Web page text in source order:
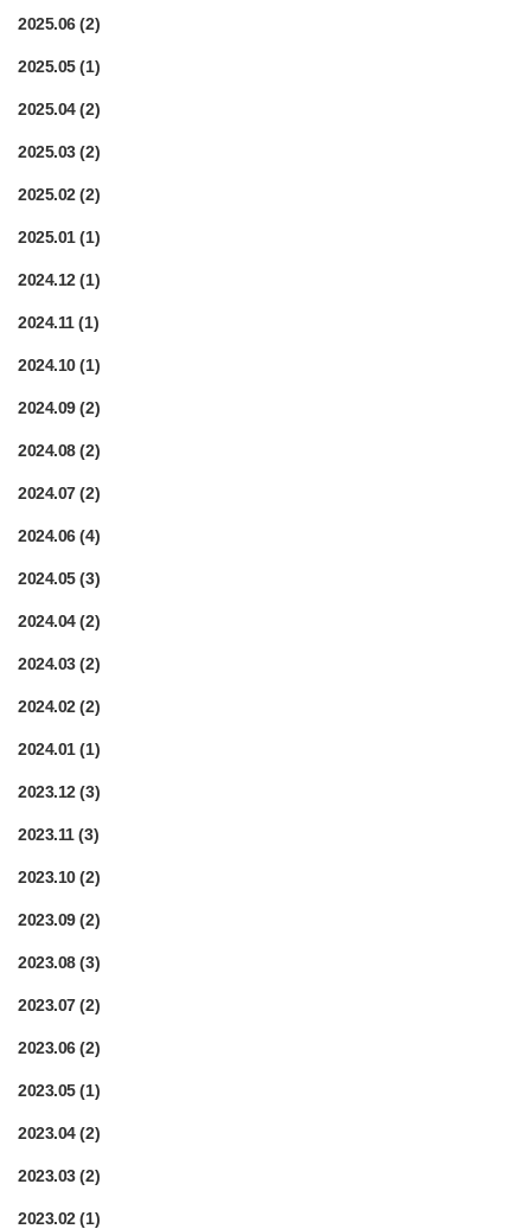
2025.06(2)
2025.05(1)
2025.04(2)
2025.03(2)
2025.02(2)
2025.01(1)
2024.12(1)
2024.11(1)
2024.10(1)
2024.09(2)
2024.08(2)
2024.07(2)
2024.06(4)
2024.05(3)
2024.04(2)
2024.03(2)
2024.02(2)
2024.01(1)
2023.12(3)
2023.11(3)
2023.10(2)
2023.09(2)
2023.08(3)
2023.07(2)
2023.06(2)
2023.05(1)
2023.04(2)
2023.03(2)
2023.02(1)